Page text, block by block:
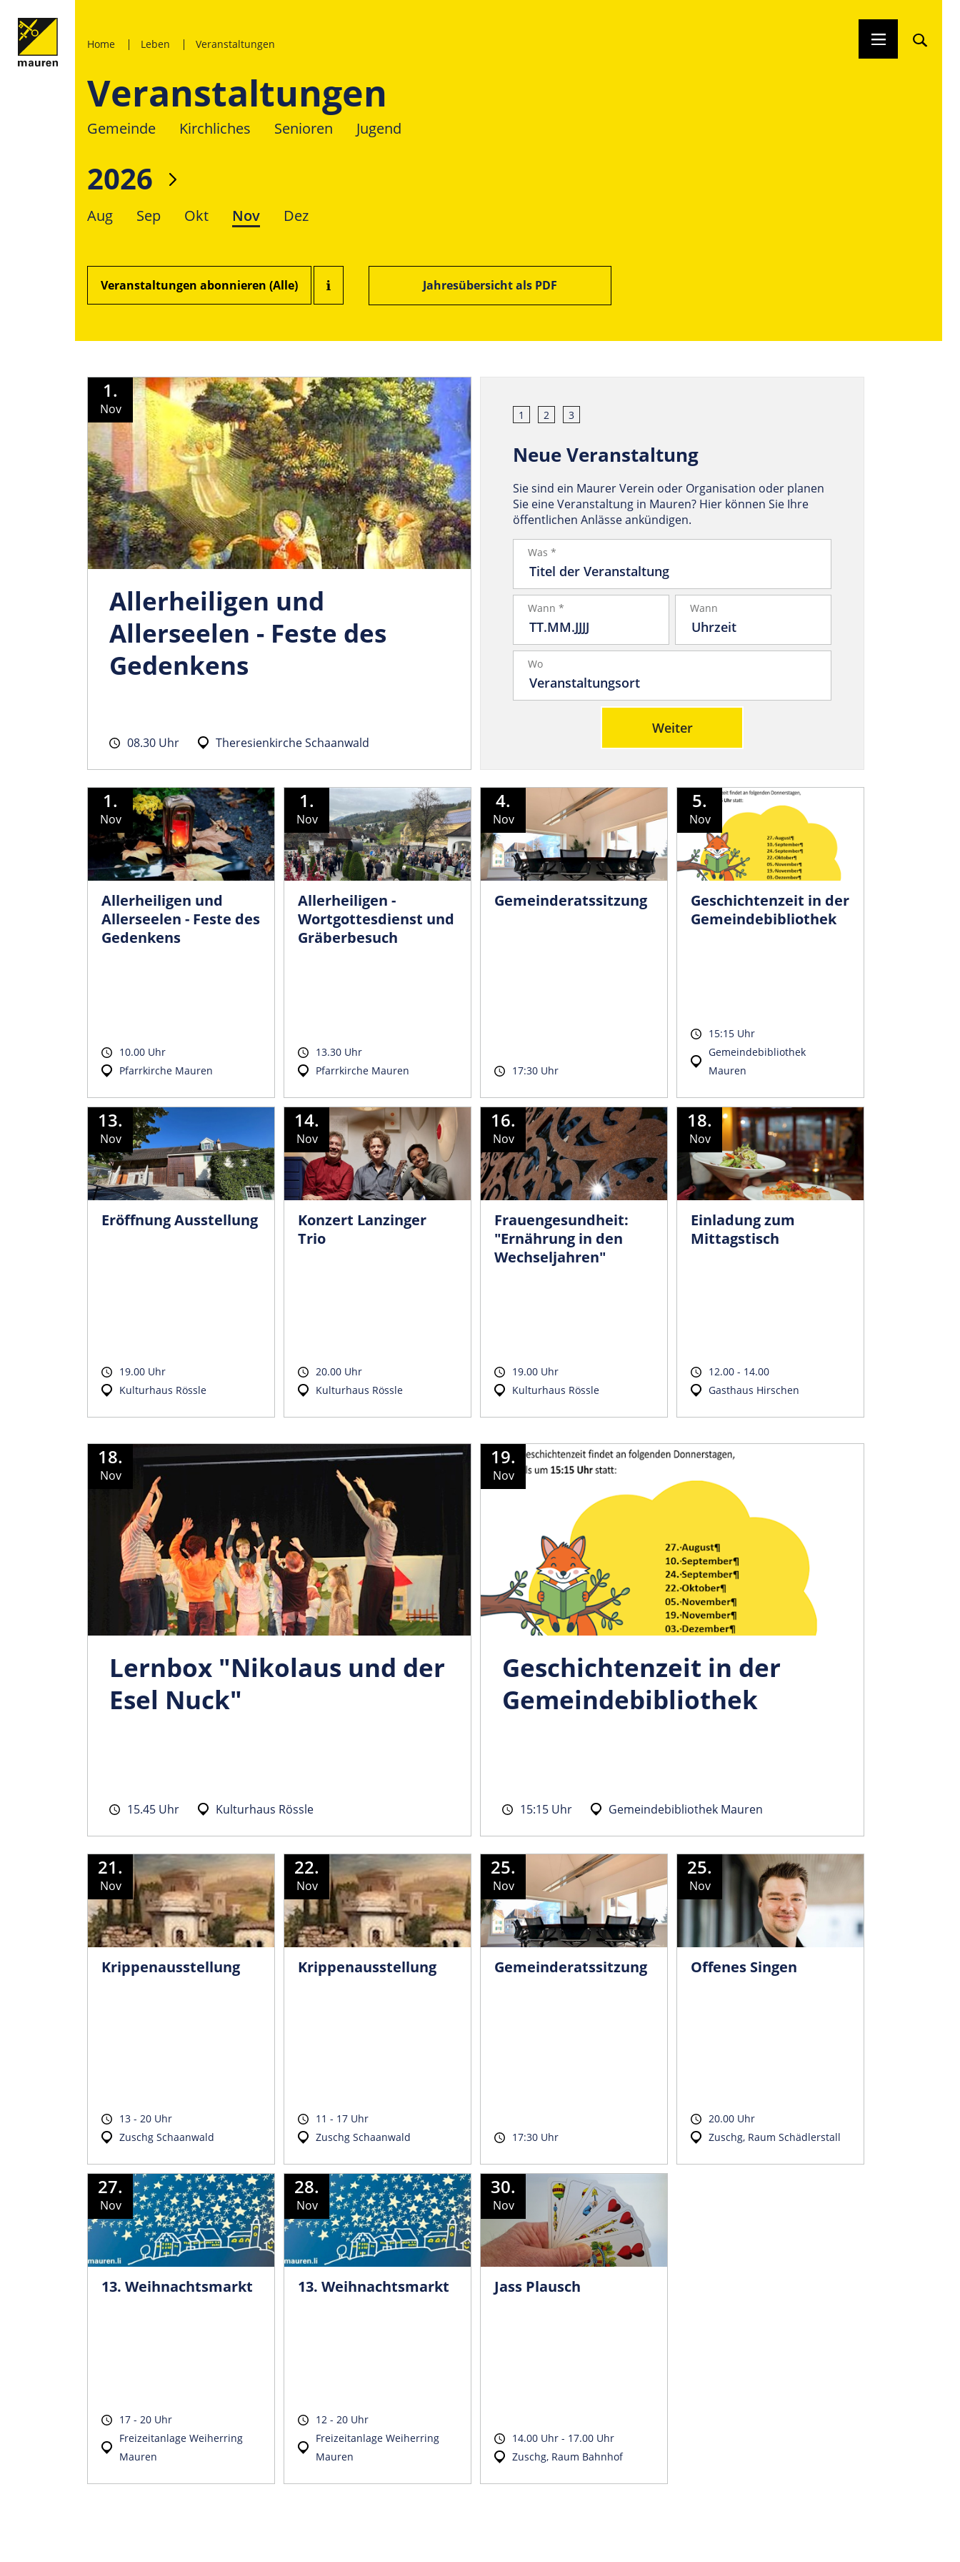
Home Leben Veranstaltungen
Veranstaltungen
Gemeinde Kirchliches Senioren Jugend
2026
Aug Sep Okt Nov Dez
Veranstaltungen abonnieren (Alle) Jahresübersicht als PDF
1.
Nov
Allerheiligen und
Allerseelen - Feste des
Gedenkens
08.30 Uhr Theresienkirche Schaanwald
1 2 3
Neue Veranstaltung
Sie sind ein Maurer Verein oder Organisation oder planen
Sie eine Veranstaltung in Mauren? Hier können Sie Ihre
öffentlichen Anlässe ankündigen.
Was *
Wann * Wann
Wo
Weiter
1.
Nov
Allerheiligen und
Allerseelen - Feste des
Gedenkens
10.00 Uhr
Pfarrkirche Mauren
1.
Nov
Allerheiligen -
Wortgottesdienst und
Gräberbesuch
13.30 Uhr
Pfarrkirche Mauren
4.
Nov
Gemeinder­atssitzung
17:30 Uhr
5.
Nov
Geschichtenzeit in der
Gemeindebibliothek
15:15 Uhr
Gemeindebibliothek
Mauren
13.
Nov
Eröffnung Ausstellung
19.00 Uhr
Kulturhaus Rössle
14.
Nov
Konzert Lanzinger
Trio
20.00 Uhr
Kulturhaus Rössle
16.
Nov
Frauengesundheit:
"Ernährung in den
Wechseljahren"
19.00 Uhr
Kulturhaus Rössle
18.
Nov
Einladung zum
Mittagstisch
12.00 - 14.00
Gasthaus Hirschen
18.
Nov
Lernbox "Nikolaus und der
Esel Nuck"
15.45 Uhr Kulturhaus Rössle
19.
Nov
Geschichtenzeit in der
Gemeindebibliothek
15:15 Uhr Gemeindebibliothek Mauren
21.
Nov
Krippenausstellung
13 - 20 Uhr
Zuschg Schaanwald
22.
Nov
Krippenausstellung
11 - 17 Uhr
Zuschg Schaanwald
25.
Nov
Gemeinder­atssitzung
17:30 Uhr
25.
Nov
Offenes Singen
20.00 Uhr
Zuschg, Raum Schädlerstall
27.
Nov
13. Weihnachtsmarkt
17 - 20 Uhr
Freizeitanlage Weiherring
Mauren
28.
Nov
13. Weihnachtsmarkt
12 - 20 Uhr
Freizeitanlage Weiherring
Mauren
30.
Nov
Jass Plausch
14.00 Uhr - 17.00 Uhr
Zuschg, Raum Bahnhof